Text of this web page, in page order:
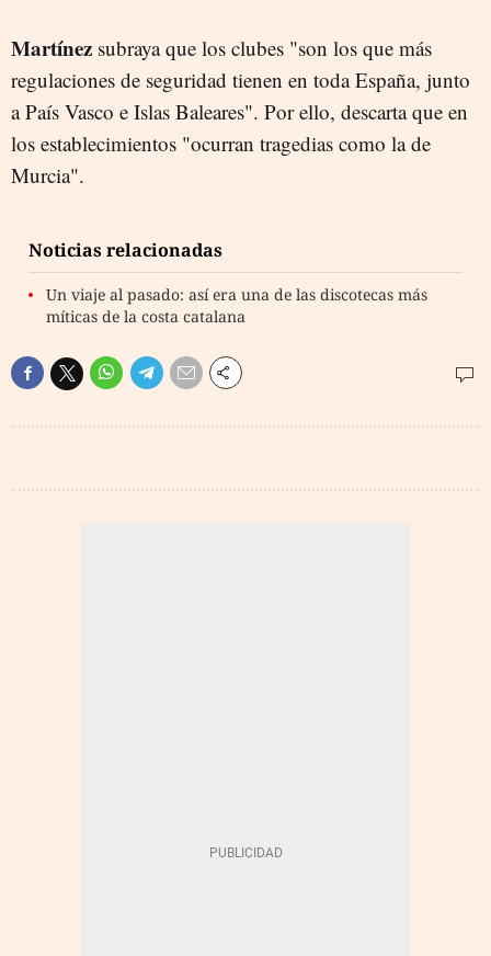
Martínez subraya que los clubes "son los que más
regulaciones de seguridad tienen en toda España, junto
a País Vasco e Islas Baleares". Por ello, descarta que en
los establecimientos "ocurran tragedias como la de
Murcia".
Noticias relacionadas
Un viaje al pasado: así era una de las discotecas más
míticas de la costa catalana